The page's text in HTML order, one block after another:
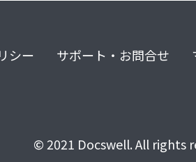
シー サポート・お問合せ
© 2021 Docswell. All rights